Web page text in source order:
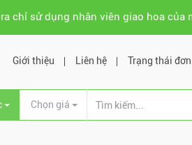
chỉ sử dụng nhân viên giao hoa của
Giới thiệu Liên hệ Trạng thái
Chọn giá